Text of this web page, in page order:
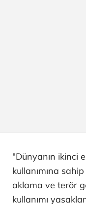
"Dünyanın ikinci
kullanımına
aklama ve terör
kullanımı